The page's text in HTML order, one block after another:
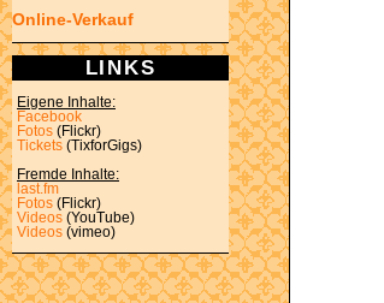
Online-Verkauf
LINKS
Eigene Inhalte:
Facebook
Fotos (Flickr)
Tickets (TixforGigs)
Fremde Inhalte:
last.fm
Fotos (Flickr)
Videos (YouTube)
Videos (vimeo)